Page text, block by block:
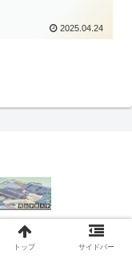
2025.04.24
トップ サイドバー